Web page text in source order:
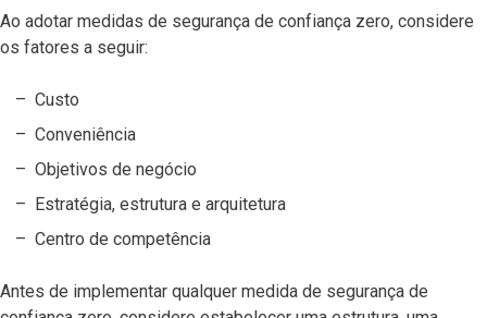
Ao adotar medidas de segurança de confiança zero, considere
os fatores a seguir:
Custo
Conveniência
Objetivos de negócio
Estratégia, estrutura e arquitetura
Centro de competência
Antes de implementar qualquer medida de segurança de